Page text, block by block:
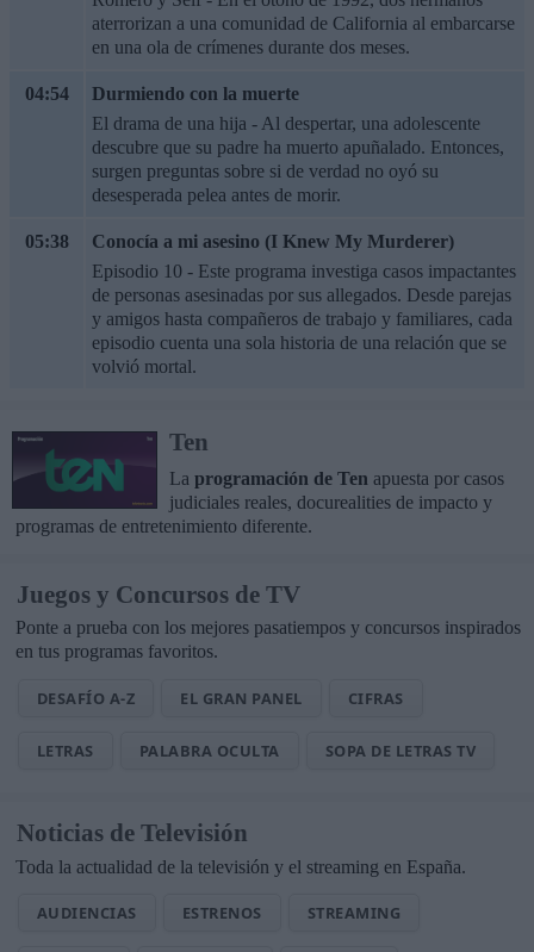
aterrorizan a una comunidad de California al embarcarse
en una ola de crímenes durante dos meses.
04:54
Durmiendo con la muerte
El drama de una hija - Al despertar, una adolescente
descubre que su padre ha muerto apuñalado. Entonces,
surgen preguntas sobre si de verdad no oyó su
desesperada pelea antes de morir.
05:38
Conocía a mi asesino (I Knew My Murderer)
Episodio 10 - Este programa investiga casos impactantes
de personas asesinadas por sus allegados. Desde parejas
y amigos hasta compañeros de trabajo y familiares, cada
episodio cuenta una sola historia de una relación que se
volvió mortal.
Ten
La programación de Ten apuesta por casos
judiciales reales, docurealities de impacto y
programas de entretenimiento diferente.
Juegos y Concursos de TV
Ponte a prueba con los mejores pasatiempos y concursos inspirados
en tus programas favoritos.
DESAFÍO A-Z EL GRAN PANEL CIFRAS
LETRAS PALABRA OCULTA SOPA DE LETRAS TV
Noticias de Televisión
Toda la actualidad de la televisión y el streaming en España.
AUDIENCIAS ESTRENOS STREAMING